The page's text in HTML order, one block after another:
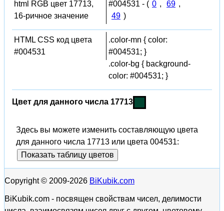
html RGB цвет 17713,
16-ричное значение
#004531 - ( 0 , 69 ,
49 )
HTML CSS код цвета
#004531
.color-mn { color:
#004531; }
.color-bg { background-
color: #004531; }
Цвет для данного числа 17713
Здесь вы можете изменить составляющую цвета
для данного числа 17713 или цвета 004531:
Показать таблицу цветов
Copyright © 2009-2026 BiKubik.com
BiKubik.com - посвящен свойствам чисел, делимости